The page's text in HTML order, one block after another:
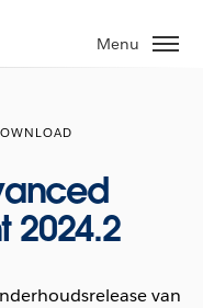
Menu
2024.2
van